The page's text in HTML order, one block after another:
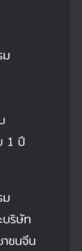
1 ปี
ริษัท
ชนจีน